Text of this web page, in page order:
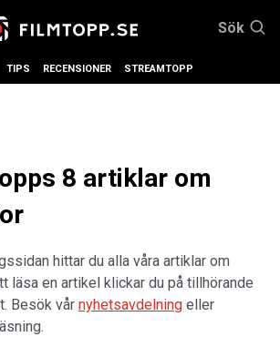
Sök
TIPS RECENSIONER STREAMTOPP
8 artiklar om
hittar du alla våra artiklar om
läsa en artikel klickar du på tillhörande
Besök vår nyhetsavdelning eller